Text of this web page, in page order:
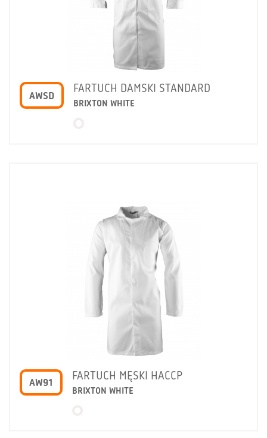
AWSD
FARTUCH DAMSKI STANDARD
BRIXTON WHITE
AW91
FARTUCH MĘSKI HACCP
BRIXTON WHITE